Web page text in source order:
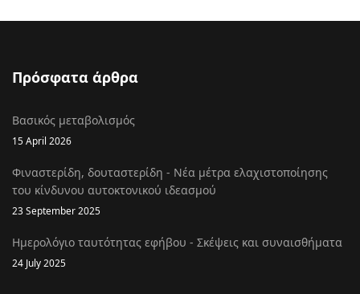
Πρόσφατα άρθρα
Βασικός μεταβολισμός
15 April 2026
Φιναστερίδη, δουταστερίδη - Νέα μέτρα ελαχιστοποίησης
του κίνδυνου αυτοκτονικού ιδεασμού
23 September 2025
Ημερολόγιο ταυτότητας εφήβου - Σκέψεις και συναισθήματα
24 July 2025